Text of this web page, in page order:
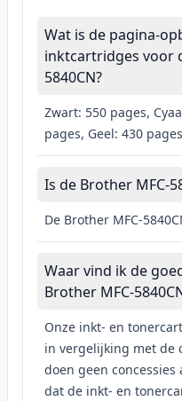
Wat is de pagina-
inktcartridges voor
5840CN?
Zwart: 550 pages,
pages, Geel: 430 pages
Is de Brother MFC-
De Brother MFC-
Waar vind ik de
Brother MFC-
Onze inkt- en
in vergelijking met de
doen geen
dat de inkt- en